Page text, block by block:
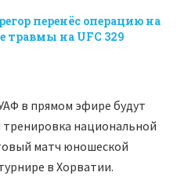
перенёс операцию на
травмы на UFC 329
в прямом эфире будут
национальной
матч юношеской
в Хорватии.